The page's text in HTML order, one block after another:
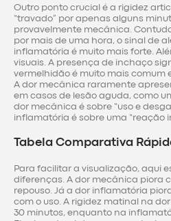
Outro ponto crucial é a rigidez
“travado” por apenas alguns
provavelmente mecânica.
por mais de uma hora, o sinal de
inflamatória é muito mais forte.
visuais. A presença de inchaço
vermelhidão é muito mais comum
A dor mecânica raramente
em casos de lesão aguda, como
dor mecânica é sobre “uso e
inflamatória é sobre uma “reação
Tabela Comparativa
Para facilitar a visualização, aqui
diferenças. A dor mecânica piora
repouso. Já a dor inflamatória
com o uso. A rigidez matinal na
30 minutos, enquanto na